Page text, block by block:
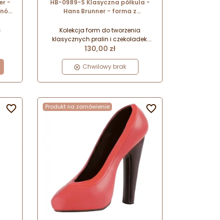
-
HB-0989-S Klasyczna półkula -
Hans Brunner - forma z
Kolekcja form do tworzenia
klasycznych pralin i czekoladek.
Dopracowane klasyczne i
ręcznego i maszynowego
formowania. Wykonane z
wytrzymałego i odpornego
barwie.
Cena
130,00 zł
Chwilowy brak
 Produkt na zamówienie 